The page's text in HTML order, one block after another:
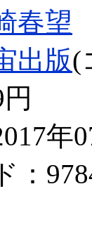
春望
出版(
年
：